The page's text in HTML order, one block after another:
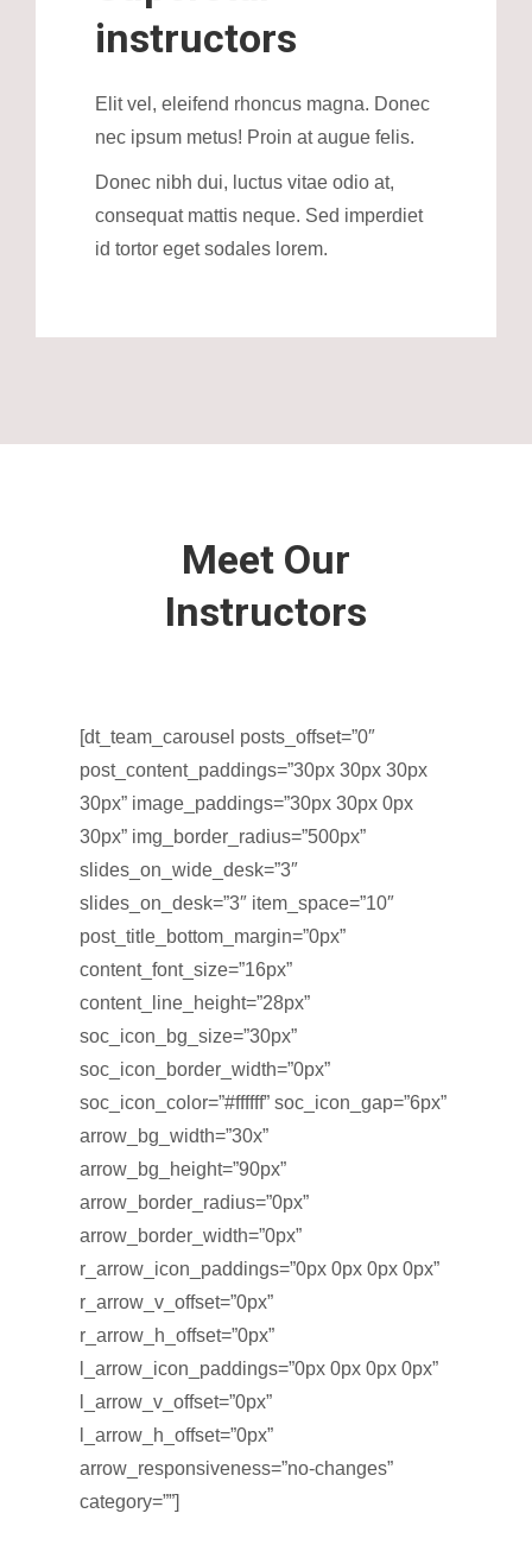
instructors
Elit vel, eleifend rhoncus magna. Donec
nec ipsum metus! Proin at augue felis.
Donec nibh dui, luctus vitae odio at,
consequat mattis neque. Sed imperdiet
id tortor eget sodales lorem.
Meet Our
Instructors
[dt_team_carousel posts_offset=”0″
post_content_paddings=”30px 30px 30px
30px” image_paddings=”30px 30px 0px
30px” img_border_radius=”500px”
slides_on_wide_desk=”3″
slides_on_desk=”3″ item_space=”10″
post_title_bottom_margin=”0px”
content_font_size=”16px”
content_line_height=”28px”
soc_icon_bg_size=”30px”
soc_icon_border_width=”0px”
soc_icon_color=”#ffffff” soc_icon_gap=”6px”
arrow_bg_width=”30x”
arrow_bg_height=”90px”
arrow_border_radius=”0px”
arrow_border_width=”0px”
r_arrow_icon_paddings=”0px 0px 0px 0px”
r_arrow_v_offset=”0px”
r_arrow_h_offset=”0px”
l_arrow_icon_paddings=”0px 0px 0px 0px”
l_arrow_v_offset=”0px”
l_arrow_h_offset=”0px”
arrow_responsiveness=”no-changes”
category=””]